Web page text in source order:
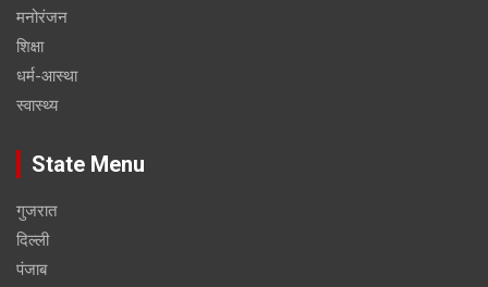
मनोरंजन
शिक्षा
धर्म-आस्था
स्वास्थ्य
State Menu
गुजरात
दिल्ली
पंजाब